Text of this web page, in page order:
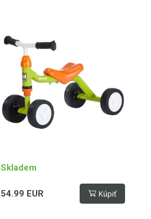
Skladem
54.99 EUR Kúpiť